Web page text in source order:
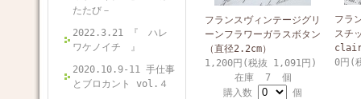
たたび－
2022.3.21 『 ハレ
ワケノイチ 』
2020.10.9-11 手仕事
とブロカント vol.４
フランスヴィンテージグリ
ーンフラワーガラスボタン
（直径2.2cm）
1,200円(税抜 1,091円)
在庫 7 個
購入数
個
フラ
スチ
clair
0円(